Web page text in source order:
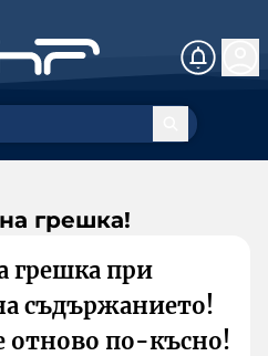
грешка!
грешка при
съдържанието!
отново по-късно!